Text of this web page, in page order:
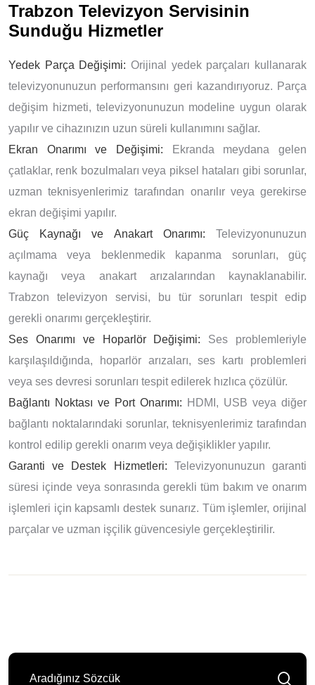
Trabzon Televizyon Servisinin
Sunduğu Hizmetler
Yedek Parça Değişimi: Orijinal yedek parçaları kullanarak
televizyonunuzun performansını geri kazandırıyoruz. Parça
değişim hizmeti, televizyonunuzun modeline uygun olarak
yapılır ve cihazınızın uzun süreli kullanımını sağlar.
Ekran Onarımı ve Değişimi: Ekranda meydana gelen
çatlaklar, renk bozulmaları veya piksel hataları gibi sorunlar,
uzman teknisyenlerimiz tarafından onarılır veya gerekirse
ekran değişimi yapılır.
Güç Kaynağı ve Anakart Onarımı: Televizyonunuzun
açılmama veya beklenmedik kapanma sorunları, güç
kaynağı veya anakart arızalarından kaynaklanabilir.
Trabzon televizyon servisi, bu tür sorunları tespit edip
gerekli onarımı gerçekleştirir.
Ses Onarımı ve Hoparlör Değişimi: Ses problemleriyle
karşılaşıldığında, hoparlör arızaları, ses kartı problemleri
veya ses devresi sorunları tespit edilerek hızlıca çözülür.
Bağlantı Noktası ve Port Onarımı: HDMI, USB veya diğer
bağlantı noktalarındaki sorunlar, teknisyenlerimiz tarafından
kontrol edilip gerekli onarım veya değişiklikler yapılır.
Garanti ve Destek Hizmetleri: Televizyonunuzun garanti
süresi içinde veya sonrasında gerekli tüm bakım ve onarım
işlemleri için kapsamlı destek sunarız. Tüm işlemler, orijinal
parçalar ve uzman işçilik güvencesiyle gerçekleştirilir.